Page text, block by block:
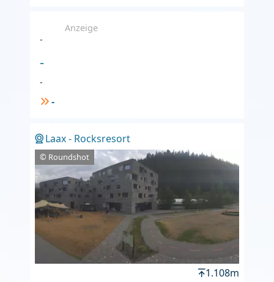
Anzeige
-
-
-
-
Laax - Rocksresort
© Roundshot
1.108m